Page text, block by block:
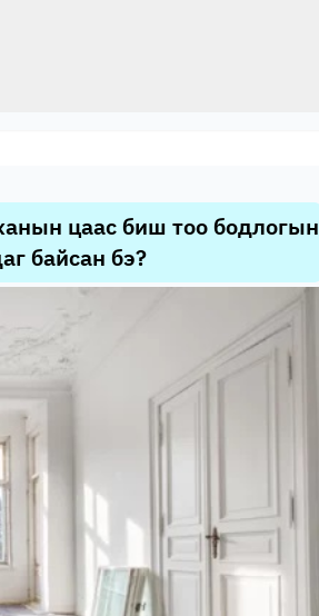
цаас биш тоо бодлогын
байсан бэ?